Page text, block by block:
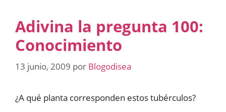
Adivina la pregunta 100:
Conocimiento
13 junio, 2009 por Blogodisea
¿A qué planta corresponden estos tubérculos?